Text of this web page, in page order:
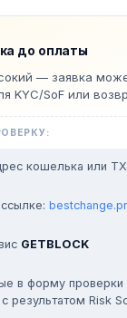
до оплаты
— заявка
KYC/SoF или
кошелька или
GETBLOCK
в форму проверки
результатом Risk